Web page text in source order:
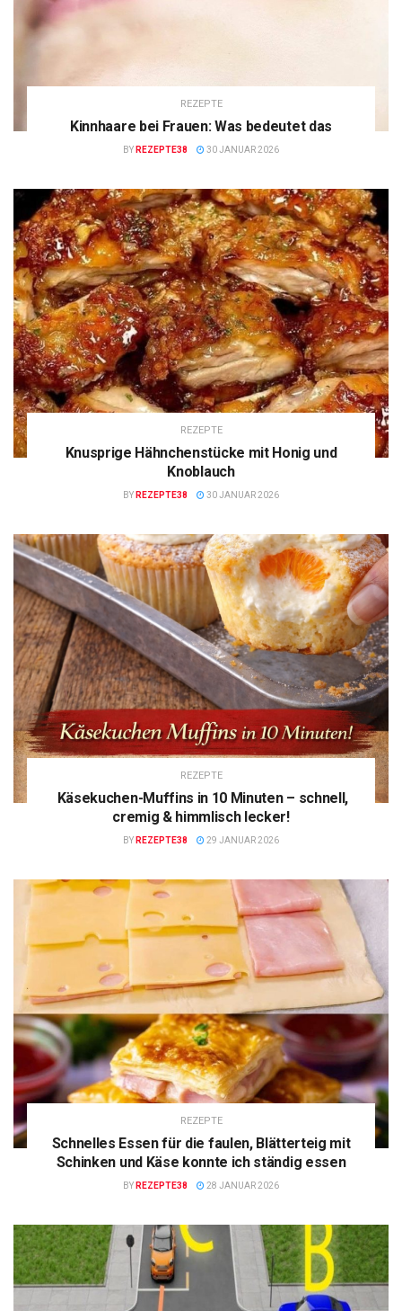
REZEPTE
Kinnhaare bei Frauen: Was bedeutet das
BY REZEPTE38 30 JANUAR 2026
REZEPTE
Knusprige Hähnchenstücke mit Honig und
Knoblauch
BY REZEPTE38 30 JANUAR 2026
REZEPTE
Käsekuchen-Muffins in 10 Minuten – schnell,
cremig & himmlisch lecker!
BY REZEPTE38 29 JANUAR 2026
REZEPTE
Schnelles Essen für die faulen, Blätterteig mit
Schinken und Käse konnte ich ständig essen
BY REZEPTE38 28 JANUAR 2026